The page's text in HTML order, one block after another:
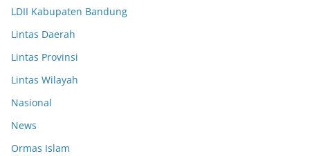
LDII Kabupaten Bandung
Lintas Daerah
Lintas Provinsi
Lintas Wilayah
Nasional
News
Ormas Islam